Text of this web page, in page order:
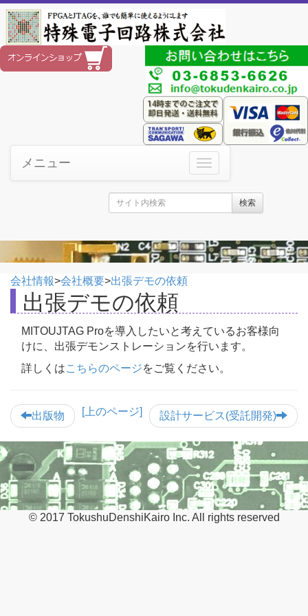
メニュー
検索
会社情報>会社概要>出張デモの依頼
出張デモの依頼
MITOUJTAG Proを導入したいと考えているお客様向
けに、出張デモンストレーションを行います。
詳しくはこちらのページをご覧ください。
出版物 設計サービス(受託開発)
[上のページ]
© 2017 TokushuDenshiKairo Inc. All rights reserved